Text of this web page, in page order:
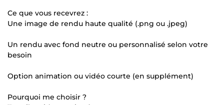
Ce que vous recevrez :
Une image de rendu haute qualité (.png ou .jpeg)
Un rendu avec fond neutre ou personnalisé selon votre
besoin
Option animation ou vidéo courte (en supplément)
Pourquoi me choisir ?